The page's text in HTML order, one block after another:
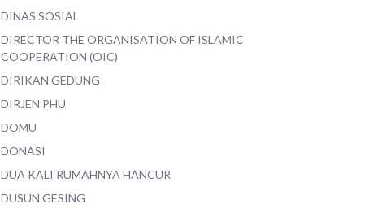
DINAS SOSIAL
DIRECTOR THE ORGANISATION OF ISLAMIC
COOPERATION (OIC)
DIRIKAN GEDUNG
DIRJEN PHU
DOMU
DONASI
DUA KALI RUMAHNYA HANCUR
DUSUN GESING